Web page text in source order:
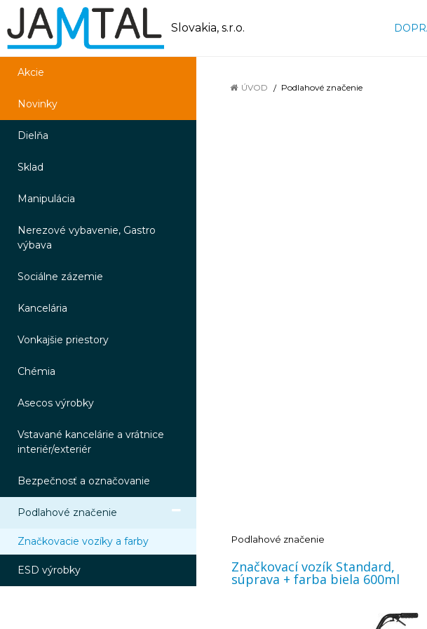
Slovakia, s.r.o.
Akcie
Novinky
Dielňa
Sklad
Manipulácia
Nerezové vybavenie, Gastro
výbava
Sociálne zázemie
Kancelária
Vonkajšie priestory
Chémia
Asecos výrobky
Vstavané kancelárie a vrátnice
interiér/exteriér
Bezpečnosť a označovanie
Podlahové značenie
Značkovacie vozíky a farby
ESD výrobky
ÚVOD Podlahové značenie
Podlahové značenie
Značkovací vozík Standard,
súprava + farba biela 600ml